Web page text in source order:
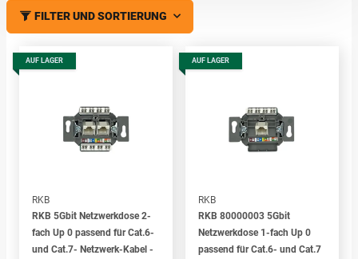
FILTER UND SORTIERUNG
AUF LAGER
RKB
RKB 5Gbit Netzwerkdose 2-
fach Up 0 passend für Cat.6-
und Cat.7- Netzwerk-Kabel -
AUF LAGER
RKB
RKB 80000003 5Gbit
Netzwerkdose 1-fach Up 0
passend für Cat.6- und Cat.7